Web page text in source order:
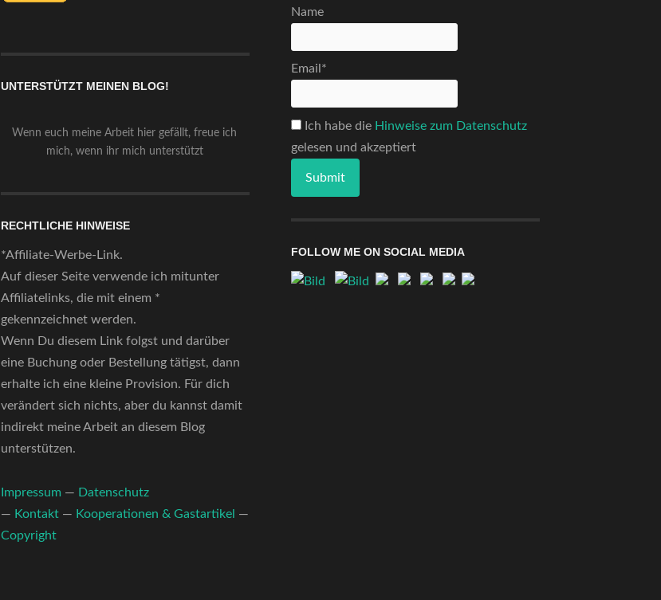
UNTERSTÜTZT MEINEN BLOG!
Wenn euch meine Arbeit hier gefällt, freue ich
mich, wenn ihr mich unterstützt
RECHTLICHE HINWEISE
*Affiliate-Werbe-Link.
Auf dieser Seite verwende ich mitunter
Affiliatelinks, die mit einem *
gekennzeichnet werden.
Wenn Du diesem Link folgst und darüber
eine Buchung oder Bestellung tätigst, dann
erhalte ich eine kleine Provision. Für dich
verändert sich nichts, aber du kannst damit
indirekt meine Arbeit an diesem Blog
unterstützen.
Impressum — Datenschutz
— Kontakt — Kooperationen & Gastartikel —
Copyright
Name
Email*
Ich habe die Hinweise zum Datenschutz
gelesen und akzeptiert
FOLLOW ME ON SOCIAL MEDIA